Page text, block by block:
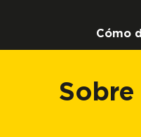
Cómo